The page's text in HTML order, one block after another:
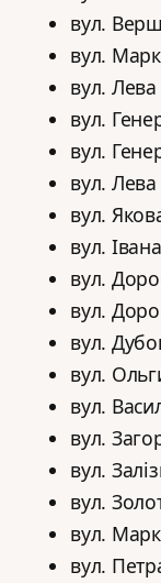
вул.
вул.
вул.
вул.
вул.
вул. Лева
вул.
вул.
вул.
вул.
вул.
вул.
вул.
вул.
вул.
вул.
вул.
вул.